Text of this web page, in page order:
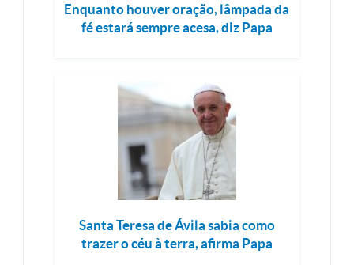
Enquanto houver oração, lâmpada da
fé estará sempre acesa, diz Papa
Santa Teresa de Ávila sabia como
trazer o céu à terra, afirma Papa